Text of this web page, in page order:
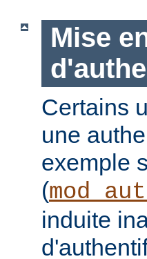
Mise
Certains
une
exemple
(
induite